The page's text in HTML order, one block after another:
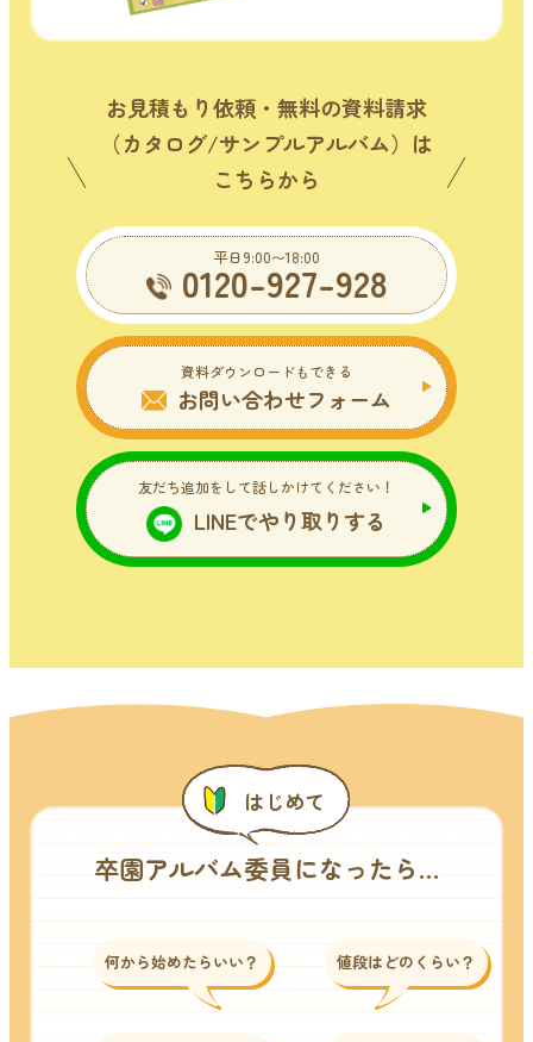
お見積もり依頼・無料の資料請求
（カタログ/サンプルアルバム）は
こちらから
平日9:00〜18:00
0120-927-928
資料ダウンロードもできる
お問い合わせフォーム
友だち追加をして話しかけてください！
LINEでやり取りする
はじめて
卒園アルバム委員になったら…
何から始めたらいい？ 値段はどのくらい？